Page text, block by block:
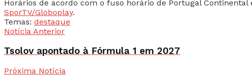
Horários de acordo com o fuso horário de Portugal
SporTV/Globoplay.
Temas: destaque
Notícia Anterior
Tsolov apontado à Fórmula 1 em 2027
Próxima Notícia